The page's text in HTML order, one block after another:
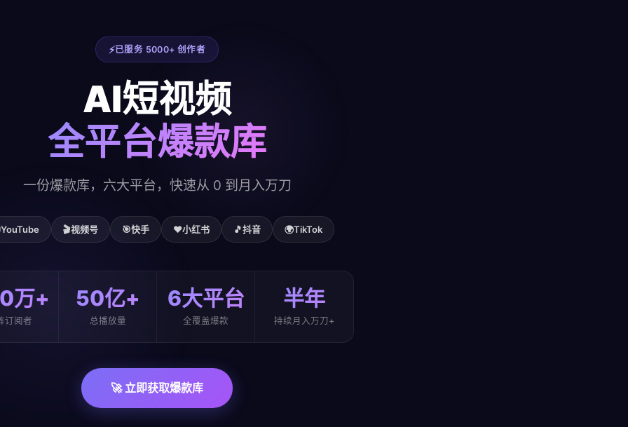
已服务 5000+ 创作者
AI短视频
全平台爆款库
一份爆款库，六大平台，快速从 0 到月入万刀
YouTube 🎬视频号 🎯快手 ❤️小红书 🎵抖音 🌍TikTok
万+
订阅者
50亿+
总播放量
6大平台
全覆盖爆款
半年
持续月入万刀+
🚀 立即获取爆款库